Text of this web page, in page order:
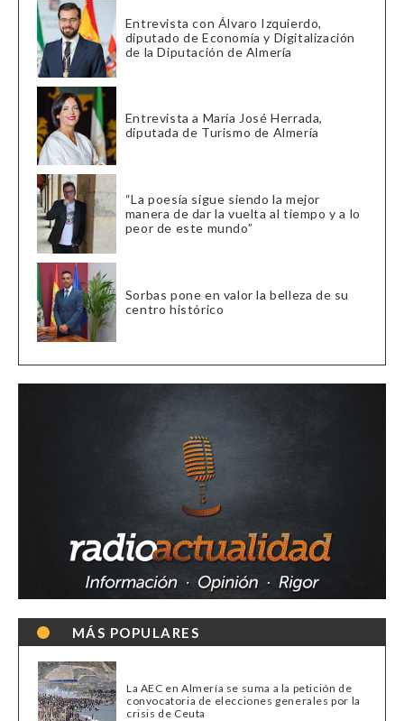
Entrevista con Álvaro Izquierdo,
diputado de Economía y Digitalización
de la Diputación de Almería
Entrevista a María José Herrada,
diputada de Turismo de Almería
“La poesía sigue siendo la mejor
manera de dar la vuelta al tiempo y a lo
peor de este mundo”
Sorbas pone en valor la belleza de su
centro histórico
MÁS POPULARES
La AEC en Almería se suma a la petición de
convocatoria de elecciones generales por la
crisis de Ceuta